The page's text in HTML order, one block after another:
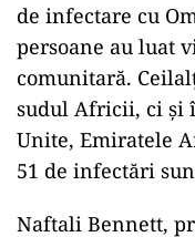
de infectare cu
persoane au luat
comunitară.
sudul Africii, ci şi
Unite, Emiratele
51 de infectări
Naftali Bennett,